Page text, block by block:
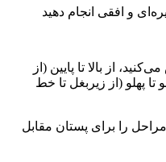
انجام دهید
تا پایین (از
(از زیربغل تا خط
برای پستان مقابل